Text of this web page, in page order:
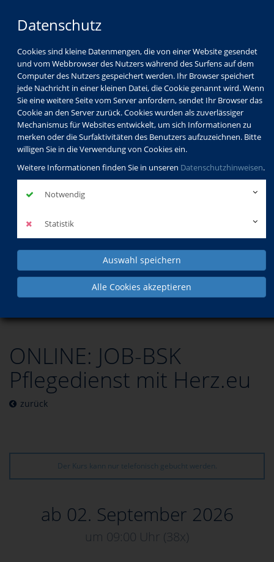
Datenschutz
Cookies sind kleine Datenmengen, die von einer Website gesendet
und vom Webbrowser des Nutzers während des Surfens auf dem
Computer des Nutzers gespeichert werden. Ihr Browser speichert
jede Nachricht in einer kleinen Datei, die Cookie genannt wird. Wenn
Sie eine weitere Seite vom Server anfordern, sendet Ihr Browser das
Cookie an den Server zurück. Cookies wurden als zuverlässiger
Mechanismus für Websites entwickelt, um sich Informationen zu
merken oder die Surfaktivitäten des Benutzers aufzuzeichnen. Bitte
willigen Sie in die Verwendung von Cookies ein.
Weitere Informationen finden Sie in unseren Datenschutzhinweisen.
Notwendig
Statistik
Auswahl speichern
Alle Cookies akzeptieren
Sprachen
Weiterbildungen für Fremdsprachendozierende
ONLINE: JOB-BSK
Pflegedienst mit Herz.eu
zurück
Der Kurs kann nur telefonisch gebucht werden.
ab 02. September 2026
um 09:00 Uhr (38x)